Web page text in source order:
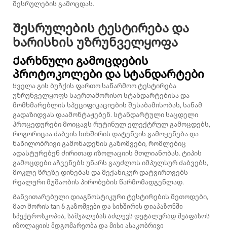
შესრულების გამოცდას.
Შესრულების ტესტირება და
ხარისხის უზრუნველყოფა
Ქარხნული გამოცდების
პროტოკოლები და სტანდარტები
Ყველა გის ბუჩქის ფართო საწარმოო ტესტირება
უზრუნველყოფს საერთაშორისო სტანდარტებისა და
მომხმარებლის სპეციფიკაციების შესაბამისობას, სანამ
გადაზიდვას დაამონტაჟებენ. სტანდარტული საცდელი
პროცედურები მოიცავს რუტინულ ელექტრულ გამოცდებს,
როგორიცაა ძაბვის სიხშირის დატენვის გამოყენება და
ნაწილობრივი გამონადენის გაზომვები, რომლებიც
ადასტურებენ ძირითად იზოლაციის მთლიანობას. ტიპის
გამოცდები აჩვენებს უნარს გაუძლოს იმპულსურ ძაბვებს,
მოკლე წრეზე დინებას და მექანიკურ დატვირთვებს
რეალური მუშაობის პირობების წარმომადგენლად.
Განვითარებული დიაგნოსტიკური ტესტირების მეთოდები,
მათ შორის tan δ გაზომვები და სიხშირის დიაპაზონში
სპექტროსკოპია, საშუალებას აძლევს დეტალურად შეაფასოს
იზოლაციის მდგომარეობა და მისი ასაკობრივი